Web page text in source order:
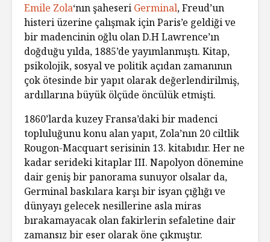
Emile Zola‘nın şaheseri Germinal, Freud’un
histeri üzerine çalışmak için Paris’e geldiği ve
bir madencinin oğlu olan D.H Lawrence’ın
doğduğu yılda, 1885’de yayımlanmıştı. Kitap,
psikolojik, sosyal ve politik açıdan zamanının
çok ötesinde bir yapıt olarak değerlendirilmiş,
ardıllarına büyük ölçüde öncülük etmişti.
1860’larda kuzey Fransa’daki bir madenci
topluluğunu konu alan yapıt, Zola’nın 20 ciltlik
Rougon-Macquart serisinin 13. kitabıdır. Her ne
kadar serideki kitaplar III. Napolyon dönemine
dair geniş bir panorama sunuyor olsalar da,
Germinal baskılara karşı bir isyan çığlığı ve
dünyayı gelecek nesillerine asla miras
bırakamayacak olan fakirlerin sefaletine dair
zamansız bir eser olarak öne çıkmıştır.